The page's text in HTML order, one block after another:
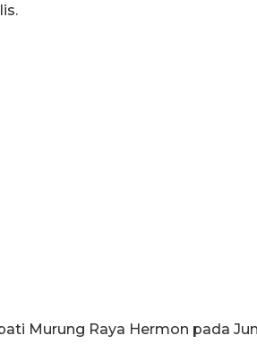
Murung Raya Hermon pada